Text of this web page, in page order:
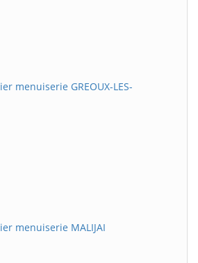
menuiserie GREOUX-LES-
menuiserie MALIJAI